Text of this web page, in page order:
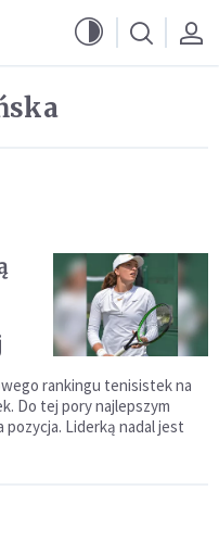
rankingu tenisistek na
Do tej pory najlepszym
pozycja. Liderką nadal jest